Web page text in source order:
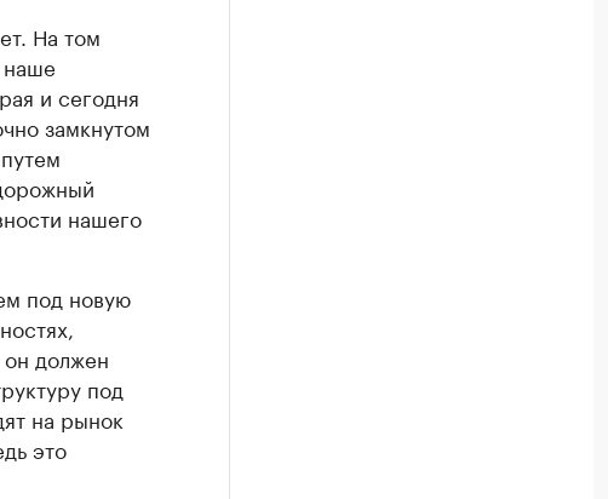
На том
наше
и сегодня
замкнутом
нашего
под новую
должен
под
на рынок
это